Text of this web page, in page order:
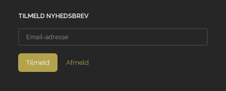
TILMELD NYHEDSBREV
adresse
Tilmeld Afmeld